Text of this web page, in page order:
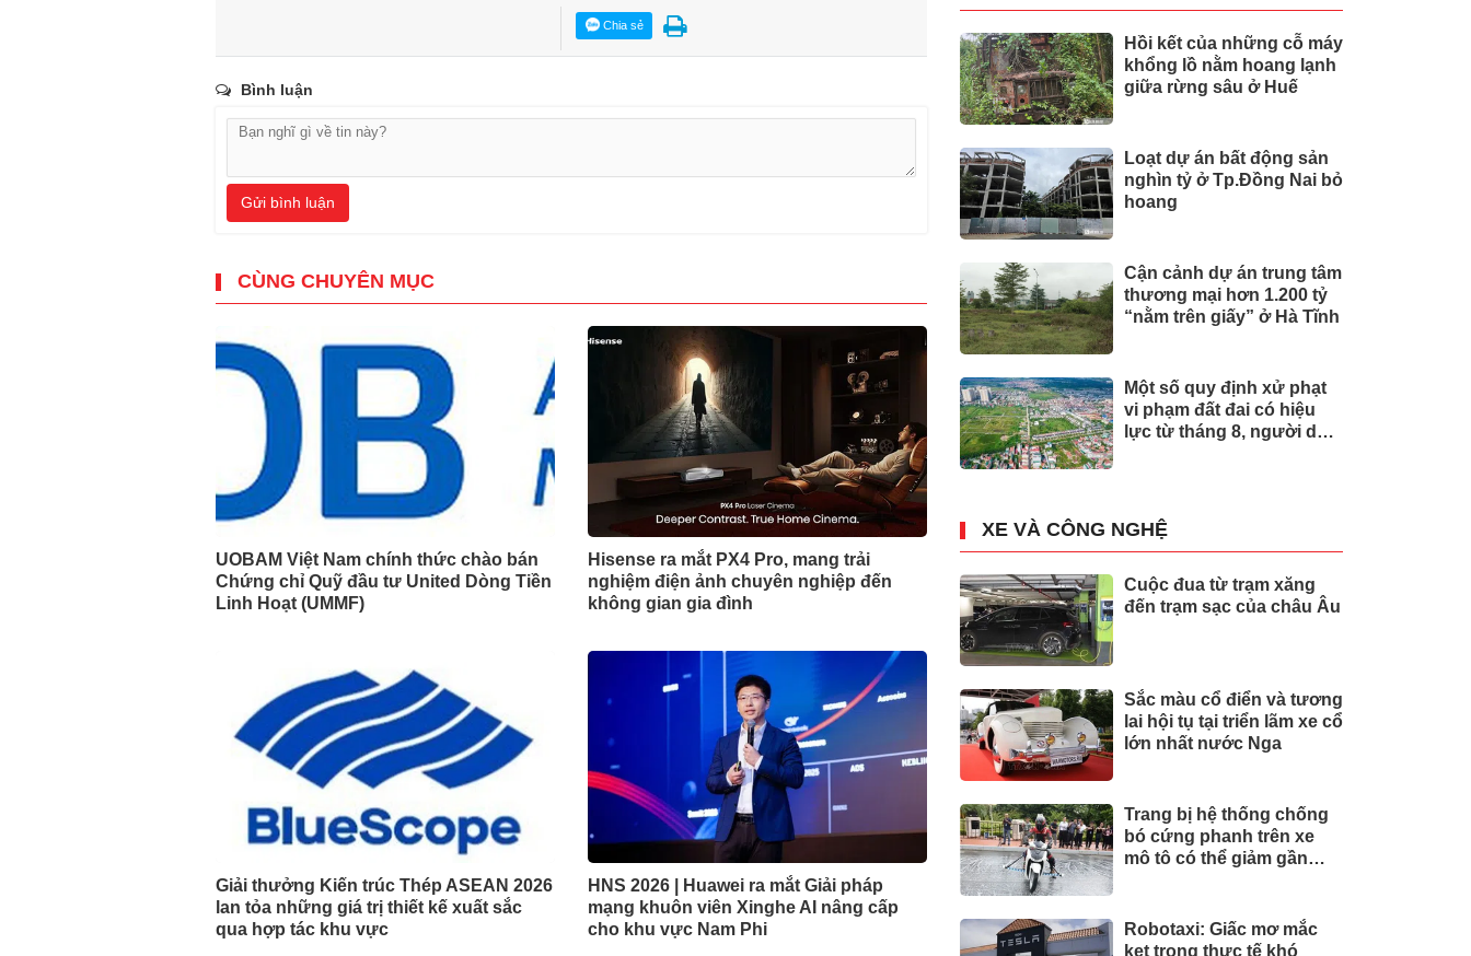
Chia sẻ
Bình luận
Gửi bình luận
CÙNG CHUYÊN MỤC
UOBAM Việt Nam chính thức chào bán
Chứng chỉ Quỹ đầu tư United Dòng Tiền
Linh Hoạt (UMMF)
Hisense ra mắt PX4 Pro, mang trải
nghiệm điện ảnh chuyên nghiệp đến
không gian gia đình
Giải thưởng Kiến trúc Thép ASEAN 2026
lan tỏa những giá trị thiết kế xuất sắc
qua hợp tác khu vực
HNS 2026 | Huawei ra mắt Giải pháp
mạng khuôn viên Xinghe AI nâng cấp
cho khu vực Nam Phi
Hồi kết của những cỗ máy
khổng lồ nằm hoang lạnh
giữa rừng sâu ở Huế
Loạt dự án bất động sản
nghìn tỷ ở Tp.Đồng Nai bỏ
hoang
Cận cảnh dự án trung tâm
thương mại hơn 1.200 tỷ
“nằm trên giấy” ở Hà Tĩnh
Một số quy định xử phạt
vi phạm đất đai có hiệu
lực từ tháng 8, người dân
XE VÀ CÔNG NGHỆ
Cuộc đua từ trạm xăng
đến trạm sạc của châu Âu
Sắc màu cổ điển và tương
lai hội tụ tại triển lãm xe cổ
lớn nhất nước Nga
Trang bị hệ thống chống
bó cứng phanh trên xe
mô tô có thể giảm gần
Robotaxi: Giấc mơ mắc
kẹt trong thực tế khó